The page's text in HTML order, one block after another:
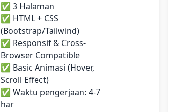
✅ 3 Halaman
✅ HTML + CSS
(Bootstrap/Tailwind)
✅ Responsif & Cross-
Browser Compatible
✅ Basic Animasi (Hover,
Scroll Effect)
✅ Waktu pengerjaan: 4-7
har